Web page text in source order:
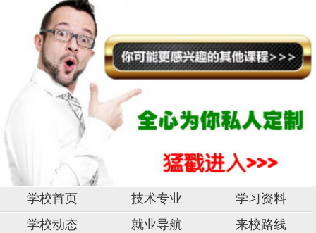
学校首页 技术专业
学习资料
学校动态
就业导航 来校路线